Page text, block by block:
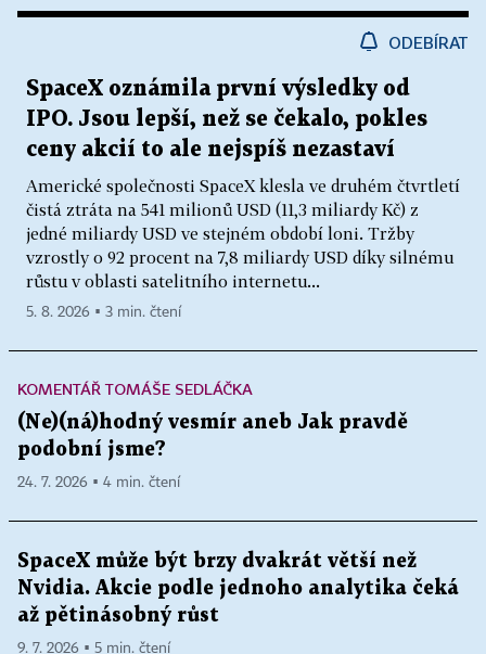
ODEBÍRAT
SpaceX oznámila první výsledky od
IPO. Jsou lepší, než se čekalo, pokles
ceny akcií to ale nejspíš nezastaví
Americké společnosti SpaceX klesla ve druhém čtvrtletí
čistá ztráta na 541 milionů USD (11,3 miliardy Kč) z
jedné miliardy USD ve stejném období loni. Tržby
vzrostly o 92 procent na 7,8 miliardy USD díky silnému
růstu v oblasti satelitního internetu...
5. 8. 2026 ▪ 3 min. čtení
KOMENTÁŘ TOMÁŠE SEDLÁČKA
(Ne)(ná)hodný vesmír aneb Jak pravdě
podobní jsme?
24. 7. 2026 ▪ 4 min. čtení
SpaceX může být brzy dvakrát větší než
Nvidia. Akcie podle jednoho analytika čeká
až pětinásobný růst
9. 7. 2026 ▪ 5 min. čtení